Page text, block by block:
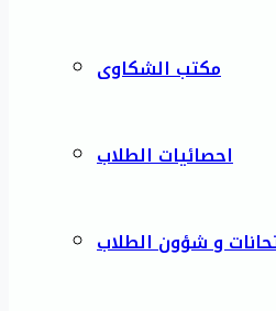
مكتب الشكاوى
احصائيات الطلاب
و شؤون الطلاب